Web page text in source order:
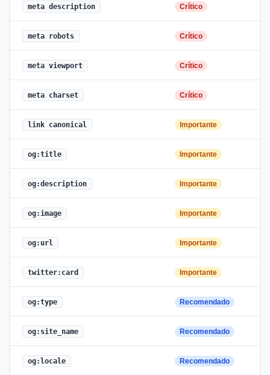
meta description Crítico
meta robots Crítico
meta viewport Crítico
meta charset Crítico
link canonical Importante
og:title Importante
og:description Importante
og:image Importante
og:url Importante
twitter:card Importante
og:type Recomendado
og:site_name Recomendado
og:locale Recomendado